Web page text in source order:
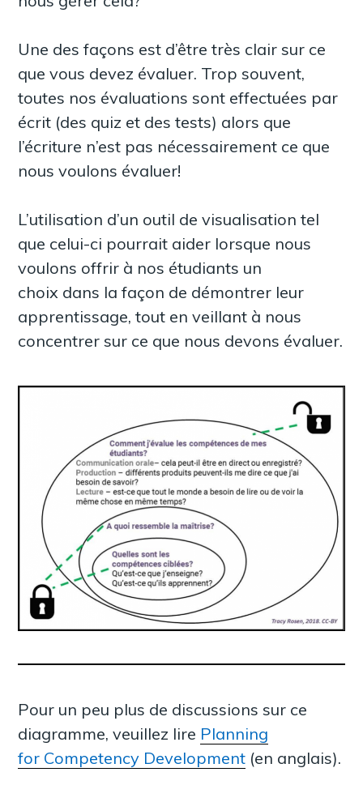
Une des façons est d’être très clair sur ce
que vous devez évaluer. Trop souvent,
toutes nos évaluations sont effectuées par
écrit (des quiz et des tests) alors que
l’écriture n’est pas nécessairement ce que
nous voulons évaluer!
L’utilisation d’un outil de visualisation tel
que celui-ci pourrait aider lorsque nous
voulons offrir à nos étudiants un
choix dans la façon de démontrer leur
apprentissage, tout en veillant à nous
concentrer sur ce que nous devons évaluer.
Pour un peu plus de discussions sur ce
diagramme, veuillez lire Planning
for Competency Development (en anglais).